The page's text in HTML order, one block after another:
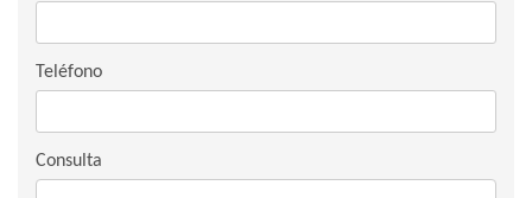
Teléfono
Consulta